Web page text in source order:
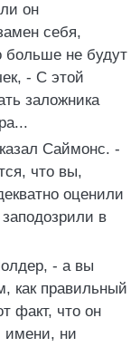
он
себя,
больше не будут
- С этой
заложника
Саймонс. -
что вы,
оценили
в
- а вы
как правильный
факт, что он
имени, ни